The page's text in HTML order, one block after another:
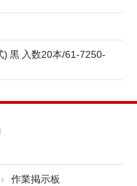
黒 入数20本/61-7250-
作業掲示板